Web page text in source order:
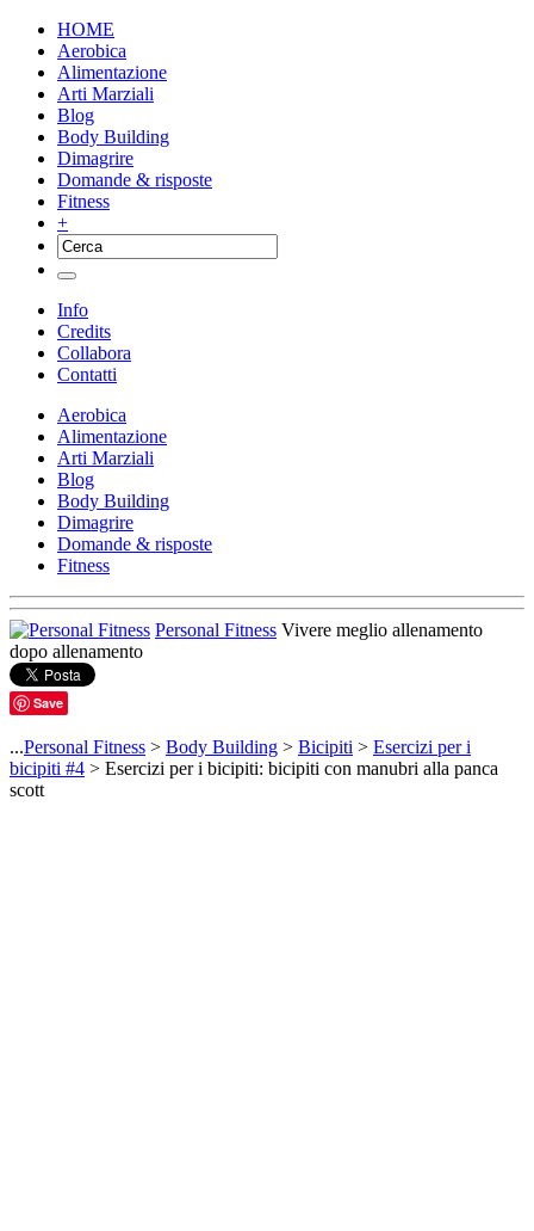
HOME
Aerobica
Alimentazione
Arti Marziali
Blog
Body Building
Dimagrire
Domande & risposte
Fitness
+
Info
Credits
Collabora
Contatti
Aerobica
Alimentazione
Arti Marziali
Blog
Body Building
Dimagrire
Domande & risposte
Fitness
Personal Fitness Vivere meglio allenamento
dopo allenamento
Save
...Personal Fitness > Body Building > Bicipiti > Esercizi per i
bicipiti #4 > Esercizi per i bicipiti: bicipiti con manubri alla panca
scott